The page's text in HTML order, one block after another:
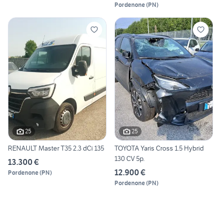
Pordenone(PN)
25
RENAULT Master T35 2.3 dCi 135
13.300 €
Pordenone(PN)
25
TOYOTA Yaris Cross 1.5 Hybrid
130 CV 5p.
12.900 €
Pordenone(PN)